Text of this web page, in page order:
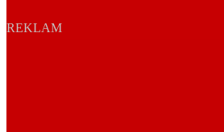
REKLAM